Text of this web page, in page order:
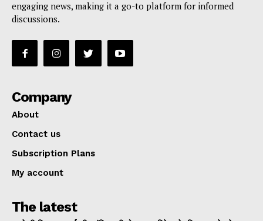
engaging news, making it a go-to platform for informed
discussions.
Company
About
Contact us
Subscription Plans
My account
The latest